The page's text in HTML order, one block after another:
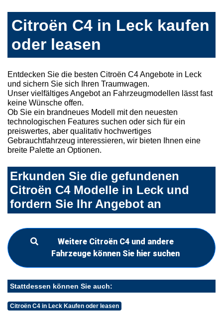
Citroën C4 in Leck kaufen
oder leasen
Entdecken Sie die besten Citroën C4 Angebote in Leck
und sichern Sie sich Ihren Traumwagen.
Unser vielfältiges Angebot an Fahrzeugmodellen lässt fast
keine Wünsche offen.
Ob Sie ein brandneues Modell mit den neuesten
technologischen Features suchen oder sich für ein
preiswertes, aber qualitativ hochwertiges
Gebrauchtfahrzeug interessieren, wir bieten Ihnen eine
breite Palette an Optionen.
Erkunden Sie die gefundenen
Citroën C4 Modelle in Leck und
fordern Sie Ihr Angebot an
Weitere Citroën C4 und andere
Fahrzeuge können Sie hier suchen
Stattdessen können Sie auch:
Citroën C4 in Leck Kaufen oder leasen